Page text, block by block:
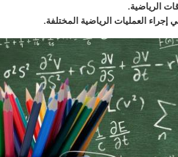
الرياضية.
إجراء العمليات الرياضية المختلفة.